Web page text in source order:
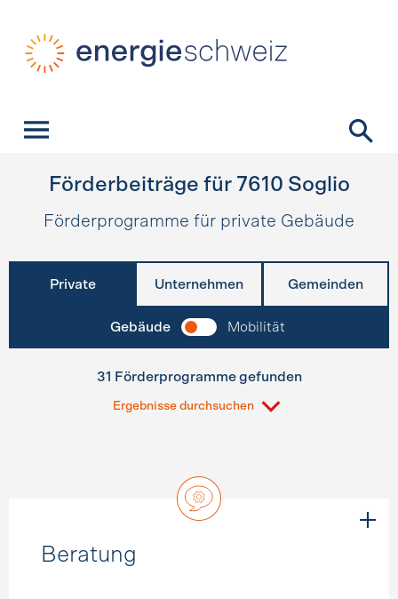
Förderbeiträge für 7610 Soglio
Förderprogramme für private Gebäude
Private Unternehmen Gemeinden
Gebäude Mobilität
31 Förderprogramme gefunden
Ergebnisse durchsuchen
Beratung